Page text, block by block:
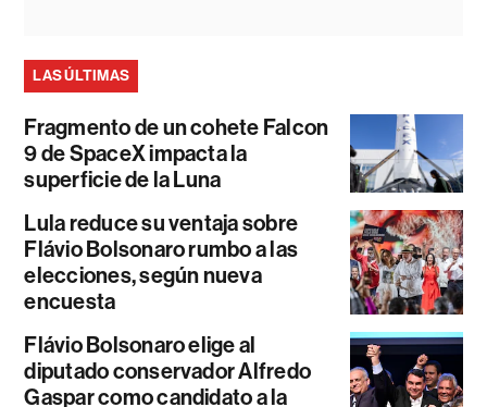
LAS ÚLTIMAS
Fragmento de un cohete Falcon
9 de SpaceX impacta la
superficie de la Luna
Lula reduce su ventaja sobre
Flávio Bolsonaro rumbo a las
elecciones, según nueva
encuesta
Flávio Bolsonaro elige al
diputado conservador Alfredo
Gaspar como candidato a la